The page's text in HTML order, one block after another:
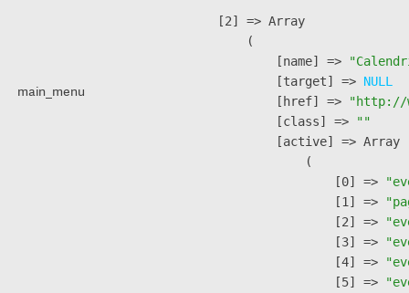
main_menu
    [2] => Array
        (
            [name] =>
            [target] =>
NULL
            [href] =>
"http://
            [class] =>
""
            [active] => Array
                (
                    [0] =>
                    [1] =>
                    [2] =>
                    [3] =>
                    [4] =>
                    [5] =>